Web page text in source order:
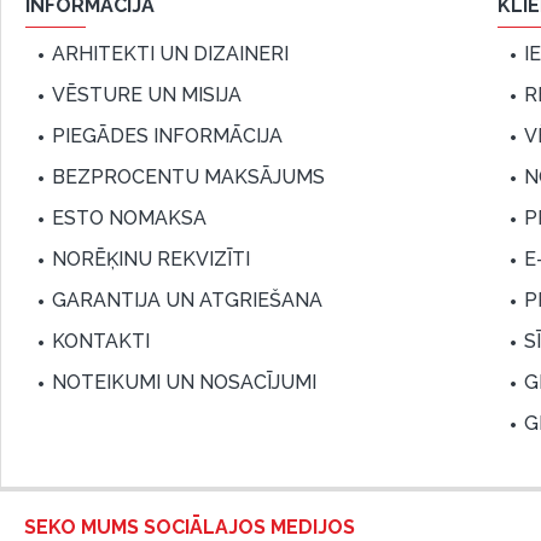
INFORMĀCIJA
ARHITEKTI UN DIZAINERI
VĒSTURE UN MISIJA
PIEGĀDES INFORMĀCIJA
BEZPROCENTU MAKSĀJUMS
ESTO NOMAKSA
NORĒĶINU REKVIZĪTI
GARANTIJA UN ATGRIEŠANA
KONTAKTI
NOTEIKUMI UN NOSACĪJUMI
SEKO MUMS SOCIĀLAJOS MEDIJOS